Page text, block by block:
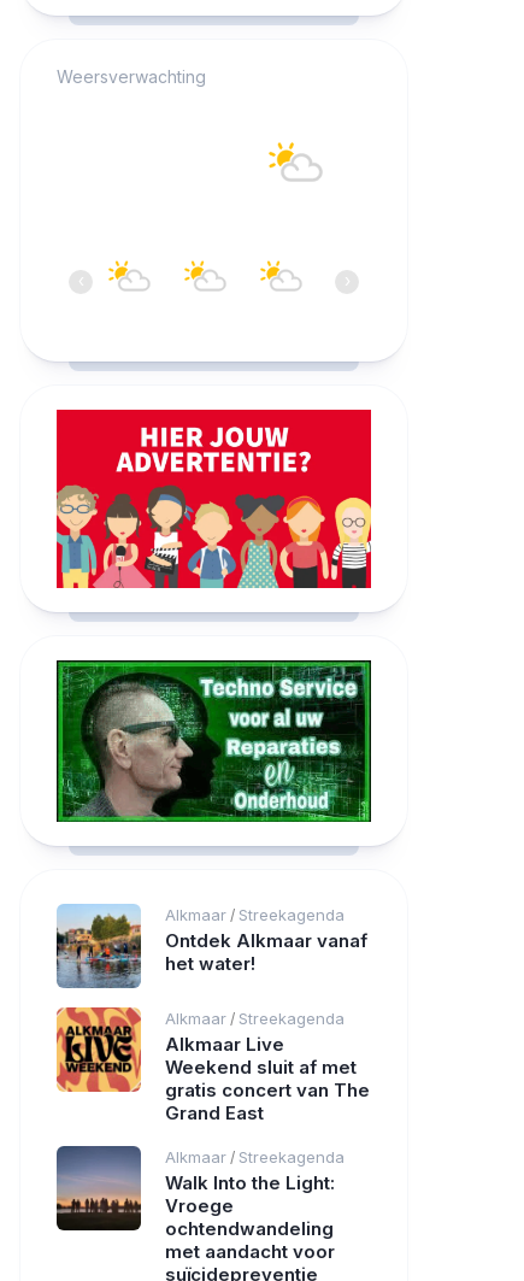
Weersverwachting
‹ ›
Alkmaar / Streekagenda
Ontdek Alkmaar vanaf
het water!
Alkmaar / Streekagenda
Alkmaar Live
Weekend sluit af met
gratis concert van The
Grand East
Alkmaar / Streekagenda
Walk Into the Light:
Vroege
ochtendwandeling
met aandacht voor
suïcidepreventie